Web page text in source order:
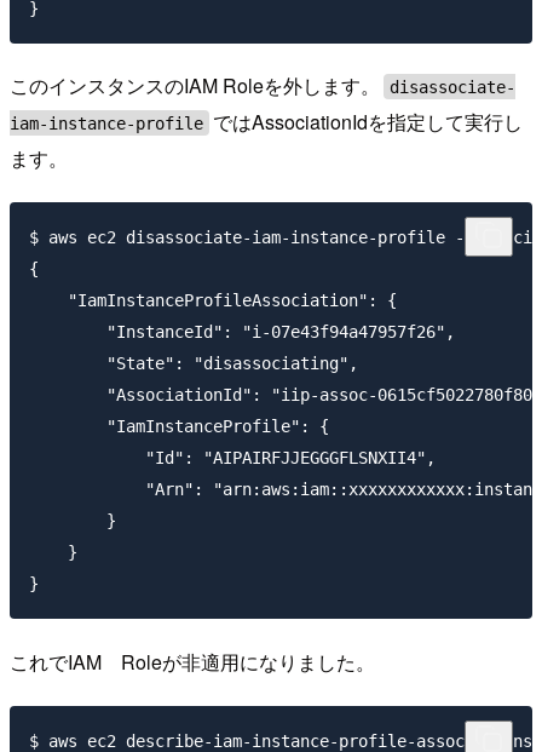
このインスタンスのIAM Roleを外します。
disassociate-
iam-instance-profile ではAssociationIdを指定して実行し
ます。
$ aws ec2 disassociate-iam-instance-profile --
{
    "IamInstanceProfileAssociation": {
        "InstanceId": "i-07e43f94a47957f26",
        "State": "disassociating",
"AssociationId": "iip-assoc-
        "IamInstanceProfile": {
            "Id": "AIPAIRFJJEGGGFLSNXII4",
"Arn":
        }
    }
これでIAM Roleが非適用になりました。
$ aws ec2 describe-iam-instance-profile-associations